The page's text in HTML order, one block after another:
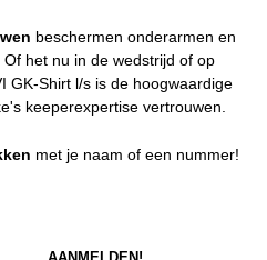
beschermen onderarmen en
het nu in de wedstrijd of op
GK-Shirt l/s is de hoogwaardige
keeperexpertise vertrouwen.
met je naam of een nummer!